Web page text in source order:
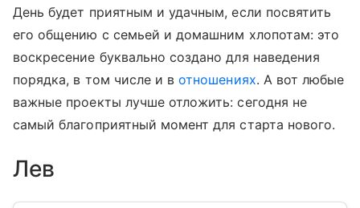
День будет приятным и удачным, если посвятить
его общению с семьей и домашним хлопотам: это
воскресение буквально создано для наведения
порядка, в том числе и вотношениях. А вот любые
важные проекты лучше отложить: сегодня не
самый благоприятный момент для старта нового.
Лев